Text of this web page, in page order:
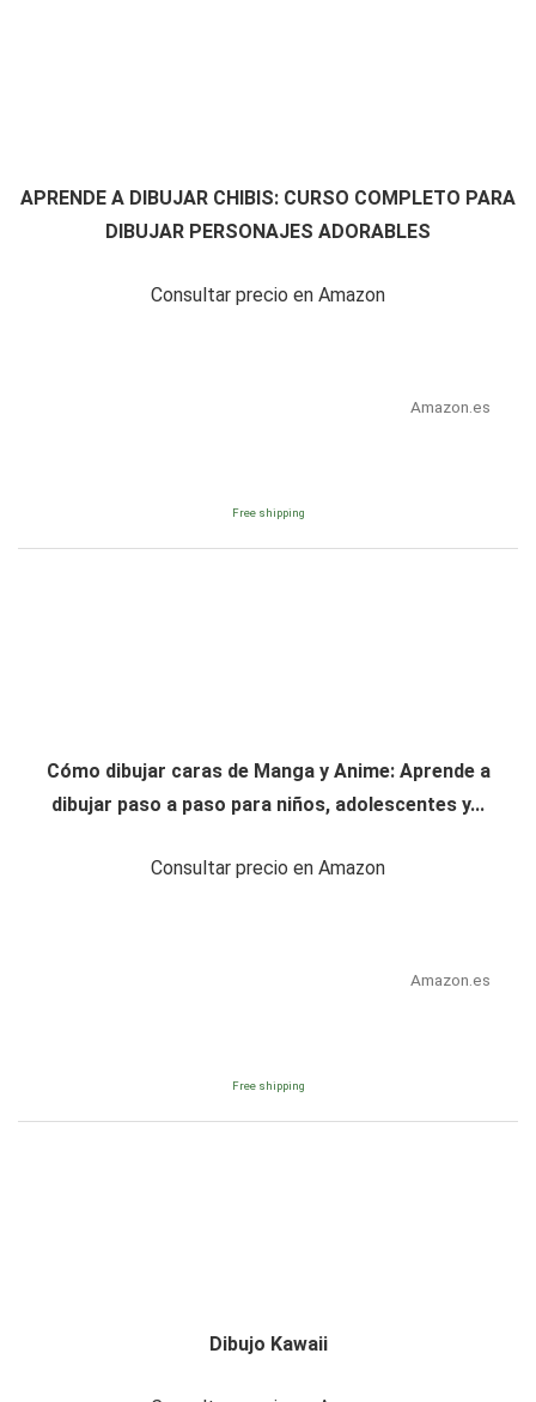
APRENDE A DIBUJAR CHIBIS: CURSO COMPLETO PARA
DIBUJAR PERSONAJES ADORABLES
Consultar precio en Amazon
Amazon.es
Free shipping
Cómo dibujar caras de Manga y Anime: Aprende a
dibujar paso a paso para niños, adolescentes y...
Consultar precio en Amazon
Amazon.es
Free shipping
Dibujo Kawaii